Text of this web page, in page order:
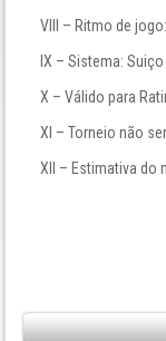
VIII – Ritmo de
IX – Sistema:
X – Válido para
XI – Torneio não
XII – Estimativa do